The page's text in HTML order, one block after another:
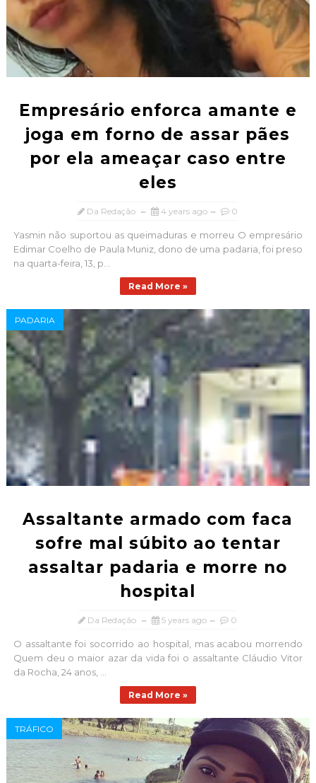
Empresário enforca amante e
joga em forno de assar pães
por ela ameaçar caso entre
eles
Da Redação 4 years ago 0
Yasmin não suportou as queimaduras e morreu O empresário
Edimar Coelho de Paula Muniz, dono de uma padaria, foi preso
na quarta-feira, 13, p...
Read More »
PADARIA
Assaltante armado com faca
sofre mal súbito ao tentar
assaltar padaria e morre no
hospital
Da Redação 5 years ago 0
O assaltante foi socorrido ao hospital, mas acabou morrendo
Quem deu o maior azar da vida foi o assaltante Cláudio Vitor
da Rocha, 24 anos, ...
Read More »
TRÁFICO